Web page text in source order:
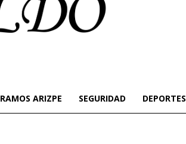
RAMOS ARIZPE SEGURIDAD DEPORTES